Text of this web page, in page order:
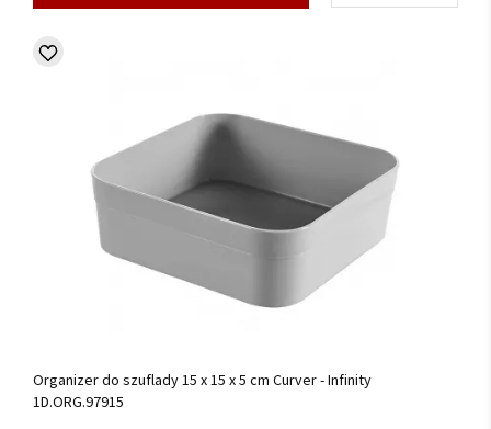
Organizer do szuflady 15 x 15 x 5 cm Curver - Infinity
1D.ORG.97915